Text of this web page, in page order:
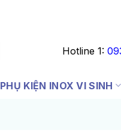
Hotline 1:
PHỤ KIỆN INOX VI SINH